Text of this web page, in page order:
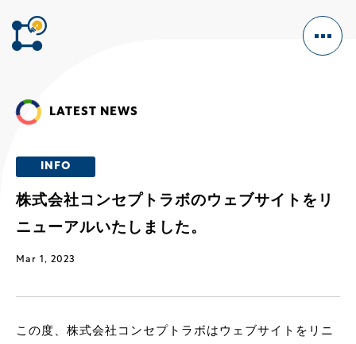
OUR BUSINESS
CM/VFX
WEBSITE DESIGN
LATEST NEWS
INFO
株式会社コンセプトラボのウェブサイトをリ
ニューアルいたしました。
Mar 1, 2023
この度、株式会社コンセプトラボはウェブサイトをリニ